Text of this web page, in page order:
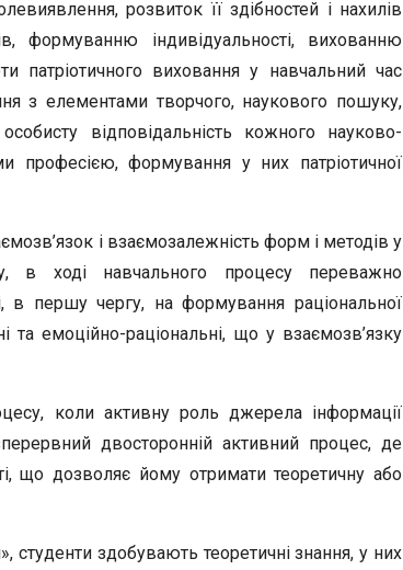
розвиток її здібностей і нахилів
формуванню індивідуальності, вихованню
патріотичного виховання у навчальний час
з елементами творчого, наукового пошуку,
відповідальність кожного науково-
професією, формування у них патріотичної
і взаємозалежність форм і методів у
в ході навчального процесу переважно
в першу чергу, на формування раціональної
та емоційно-раціональні, що у взаємозв’язку
коли активну роль джерела інформації
двосторонній активний процес, де
що дозволяє йому отримати теоретичну або
студенти здобувають теоретичні знання, у них